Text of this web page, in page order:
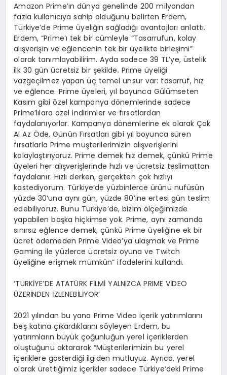
Amazon Prime’ın dünya genelinde 200 milyondan
fazla kullanıcıya sahip olduğunu belirten Erdem,
Türkiye’de Prime üyeliğin sağladığı avantajları anlattı.
Erdem, “Prime’ı tek bir cümleyle “Tasarrufun, kolay
alışverişin ve eğlencenin tek bir üyelikte birleşimi”
olarak tanımlayabilirim. Ayda sadece 39 TL’ye, üstelik
ilk 30 gün ücretsiz bir şekilde. Prime üyeliği
vazgeçilmez yapan üç temel unsur var: tasarruf, hız
ve eğlence. Prime üyeleri, yıl boyunca Gülümseten
Kasım gibi özel kampanya dönemlerinde sadece
Prime’lılara özel indirimler ve fırsatlardan
faydalanıyorlar. Kampanya dönemlerine ek olarak Çok
Al Az Öde, Günün Fırsatları gibi yıl boyunca süren
fırsatlarla Prime müşterilerimizin alışverişlerini
kolaylaştırıyoruz. Prime demek hız demek, çünkü Prime
üyeleri her alışverişlerinde hızlı ve ücretsiz teslimattan
faydalanır. Hızlı derken, gerçekten çok hızlıyı
kastediyorum. Türkiye’de yüzbinlerce ürünü nufüsün
yüzde 30’una aynı gün, yüzde 80’ine ertesi gün teslim
edebiliyoruz. Bunu Türkiye’de, bizim ölçeğimizde
yapabilen başka hiçkimse yok. Prime, aynı zamanda
sınırsız eğlence demek, çünkü Prime üyeliğine ek bir
ücret ödemeden Prime Video’ya ulaşmak ve Prime
Gaming ile yüzlerce ücretsiz oyuna ve Twitch
üyeliğine erişmek mümkün” ifadelerini kullandı.
‘TÜRKİYE’DE ATATÜRK FİLMİ YALNIZCA PRIME VİDEO
ÜZERİNDEN İZLENEBİLİYOR’
2021 yılından bu yana Prime Video içerik yatırımlarını
beş katına çıkardıklarını söyleyen Erdem, bu
yatırımların büyük çoğunluğun yerel içeriklerden
oluştuğunu aktararak “Müşterilerimizin bu yerel
içeriklere gösterdiği ilgiden mutluyuz. Ayrıca, yerel
olarak ürettiğimiz içerikler sadece Türkiye’deki Prime